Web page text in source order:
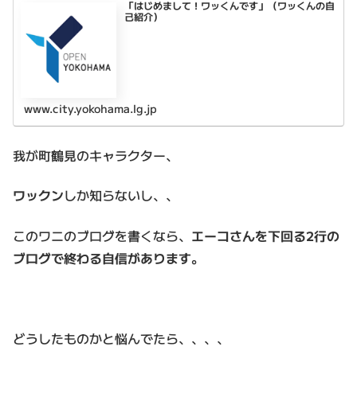
「はじめまして！ワッくんです」（ワッくんの自
己紹介）
www.city.yokohama.lg.jp
我が町鶴見のキャラクター、
ワックンしか知らないし、、
このワニのブログを書くなら、 エーコさんを下回る2行の
ブログで終わる自信があります。
どうしたものかと悩んでたら、、、、